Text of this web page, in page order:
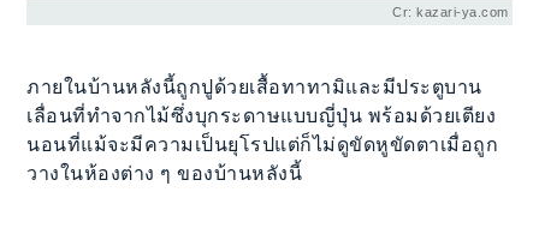
Cr: kazari-ya.com
ภายในบ้านหลังนี้ถูกปูด้วยเสื้อทาทามิและมีประตูบาน
เลื่อนที่ทำจากไม้ซึ่งบุกระดาษแบบญี่ปุ่น พร้อมด้วยเตียง
นอนที่แม้จะมีความเป็นยุโรปแต่ก็ไม่ดูขัดหูขัดตาเมื่อถูก
วางในห้องต่าง ๆ ของบ้านหลังนี้